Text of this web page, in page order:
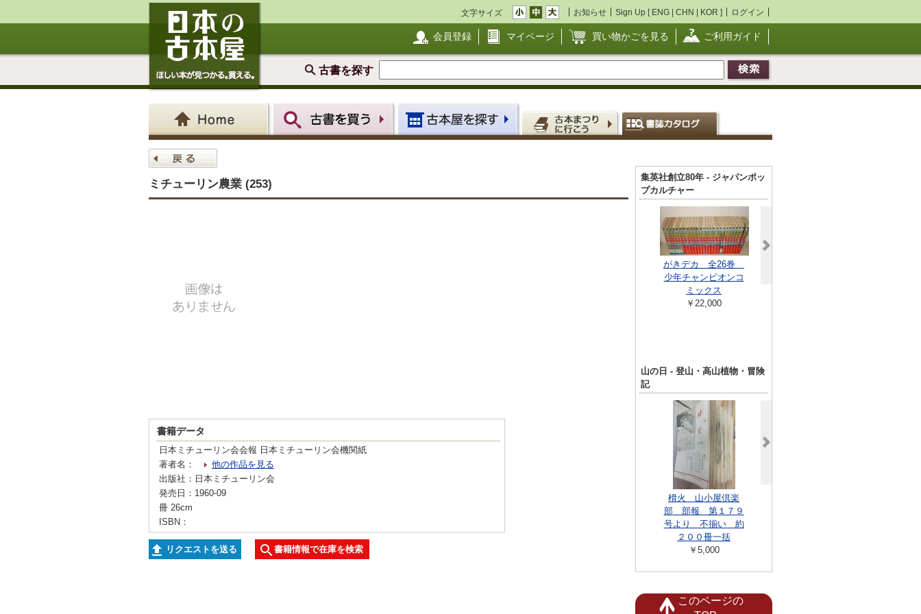
文字サイズ お知らせ Sign Up [ ENG | CHN | KOR ] ログイン
会員登録 マイページ 買い物かごを見る ご利用ガイド
古書を探す
ミチューリン農業 (253)
書籍データ
日本ミチューリン会会報 日本ミチューリン会機関紙
著者名：
他の作品を見る
出版社：日本ミチューリン会
発売日：1960-09
冊 26cm
ISBN：
リクエストを送る 書籍情報で在庫を検索
集英社創立80年 - ジャパンポッ
プカルチャー
がきデカ 全26巻
少年チャンピオンコ
ミックス
￥22,000
山の日 - 登山・高山植物・冒険
記
榾火 山小屋倶楽
部 部報 第１７９
号より 不揃い 約
２００冊一括
￥5,000
このページの